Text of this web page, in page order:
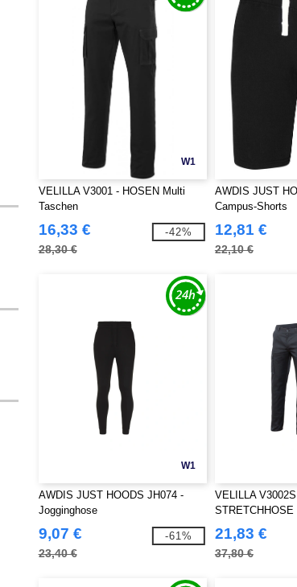
W1
VELILLA V3001 - HOSEN Multi
Taschen
16,33 €
28,30 €
-42%
AWDIS JUST
Campus-Shorts
12,81 €
22,10 €
W1
AWDIS JUST HOODS JH074 -
Jogginghose
9,07 €
23,40 €
-61%
VELILLA
TASCHEN
21,83 €
37,80 €